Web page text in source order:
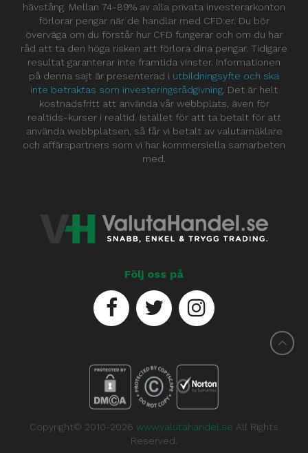
hävstång. Mellan 74-89% av alla privata investerarkonton
förlorar pengar när de handlar med CFD:er. Du bör
överväga om du förstår hur CFD fungerar och om du har
råd att ta den höga risken att förlora dina pengar. Tidigare
resultat garanterar inte framtida vinster. Informationen
på denna sajt är presenterad i utbildningsyfte och ska
inte betraktas som investeringsrådgivning . Det är helt
kostnadsfritt att använda vår webbplats, även för
realtids-kurser i realtid. Istället för att ta betalt för att
använda webbplatsen, så får vi betalt av valutamäklare
och affärspartners som vi har kommersiella samarbeten
med.
Följ oss på
Copyright© 2010-2026 www.valutahandel.se All Rights
Reserved.